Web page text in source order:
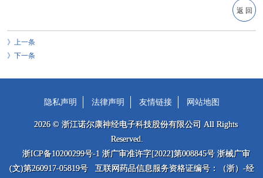
返 回
上一条
下一条
隐私声明 法律声明 友情链接 网站地图
2026 © 浙江诺尔康神经电子科技股份有限公司 All Rights
Reserved.
浙ICP备10200299号-1 浙广审准许字[2022]第008845号 浙械广审
(文)第260917-05819号 互联网药品信息服务资格证编号：（浙）-经